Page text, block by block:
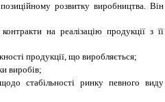
розвитку виробництва. Він
на реалізацію продукції з її
продукції, що виробляється;
виробів;
стабільності ринку певного виду